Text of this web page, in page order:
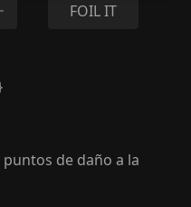
FOIL IT
de daño a la